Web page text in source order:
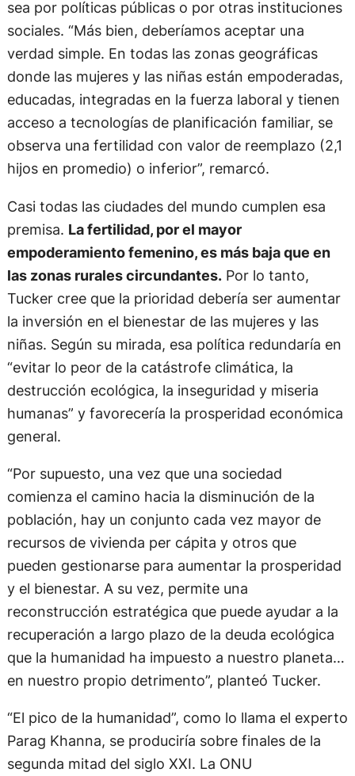
sea por políticas públicas o por otras instituciones
sociales. “Más bien, deberíamos aceptar una
verdad simple. En todas las zonas geográficas
donde las mujeres y las niñas están empoderadas,
educadas, integradas en la fuerza laboral y tienen
acceso a tecnologías de planificación familiar, se
observa una fertilidad con valor de reemplazo (2,1
hijos en promedio) o inferior”, remarcó.
Casi todas las ciudades del mundo cumplen esa
premisa. La fertilidad, por el mayor
empoderamiento femenino, es más baja que en
las zonas rurales circundantes.Por lo tanto,
Tucker cree que la prioridad debería ser aumentar
la inversión en el bienestar de las mujeres y las
niñas. Según su mirada, esa política redundaría en
“evitar lo peor de la catástrofe climática, la
destrucción ecológica, la inseguridad y miseria
humanas” y favorecería la prosperidad económica
general.
“Por supuesto, una vez que una sociedad
comienza el camino hacia la disminución de la
población, hay un conjunto cada vez mayor de
recursos de vivienda per cápita y otros que
pueden gestionarse para aumentar la prosperidad
y el bienestar. A su vez, permite una
reconstrucción estratégica que puede ayudar a la
recuperación a largo plazo de la deuda ecológica
que la humanidad ha impuesto a nuestro planeta…
en nuestro propio detrimento”, planteó Tucker.
“El pico de la humanidad”, como lo llama el experto
Parag Khanna, se produciría sobre finales de la
segunda mitad del siglo XXI. La ONU